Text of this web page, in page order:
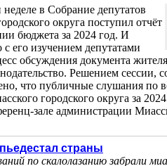
в Собрание депутатов
округа поступил отчёт
бюджета за 2024 год. И
с его изучением депутатами
обсуждения документа
Решением сессии,
что публичные слушания по
городского округа за
зале администрации
страны
по скалолазанию забрали